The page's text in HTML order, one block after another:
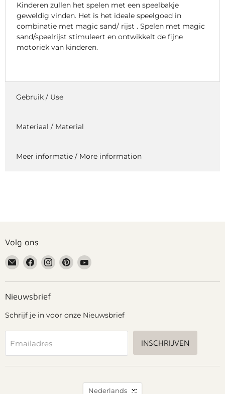
Kinderen zullen het spelen met een speelbakje
geweldig vinden. Het is het ideale speelgoed in
combinatie met magic sand/ rijst . Spelen met magic
sand/speelrijst stimuleert en ontwikkelt de fijne
motoriek van kinderen.
Gebruik / Use
Materiaal / Material
Meer informatie / More information
Volg ons
Email
Grennn
Vind
ons
op
Facebook
Vind
ons
op
Vind
ons
op
Vind
op
Nieuwsbrief
Schrijf je in voor onze Nieuwsbrief
Emailadres INSCHRIJVEN
Taal
Nederlands